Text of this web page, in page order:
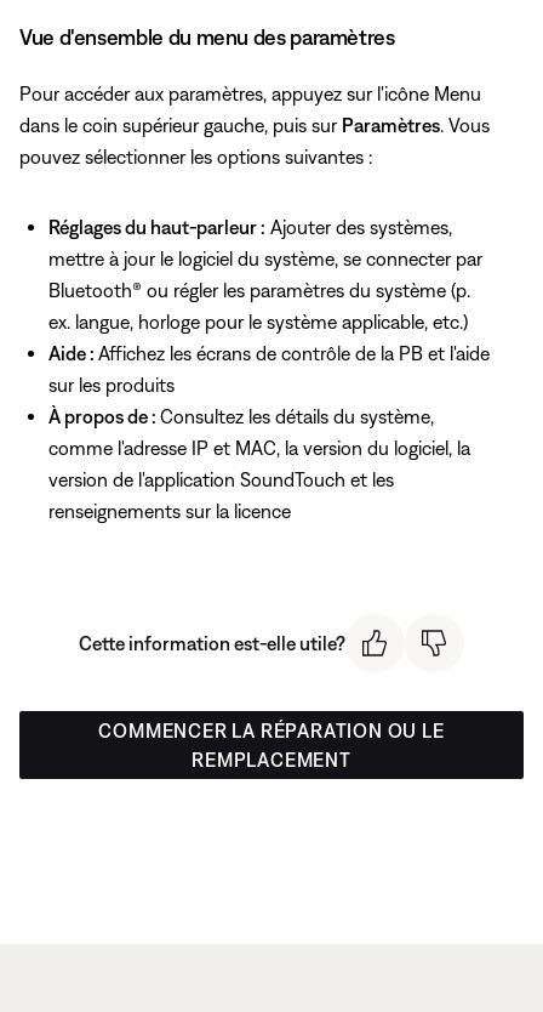
Vue d'ensemble du menu des paramètres
Pour accéder aux paramètres, appuyez sur l'icône Menu
dans le coin supérieur gauche, puis sur Paramètres . Vous
pouvez sélectionner les options suivantes :
Réglages du haut-parleur : Ajouter des systèmes,
mettre à jour le logiciel du système, se connecter par
Bluetooth® ou régler les paramètres du système (p.
ex. langue, horloge pour le système applicable, etc.)
Aide : Affichez les écrans de contrôle de la PB et l'aide
sur les produits
À propos de : Consultez les détails du système,
comme l'adresse IP et MAC, la version du logiciel, la
version de l'application SoundTouch et les
renseignements sur la licence
Cette information est-elle utile?
COMMENCER LA RÉPARATION OU LE
REMPLACEMENT